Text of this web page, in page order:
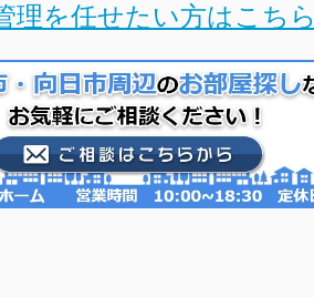
理を任せたい方はこちら